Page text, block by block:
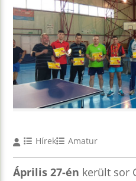
Hírek Amatur
Április 27-én került sor